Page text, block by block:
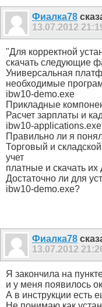
Фиалка78
13.07.2012
"Для корректной
скачать следующие
Универсальная
необходимые
ibw10-demo.exe
Прикладные
Расчет зарплаты и
ibw10-
Правильно ли я
Торговый и
учет
платные и скачать
Достаточно ли для
ibw10-demo.exe?
Фиалка78
13.07.2012
Я закончила на
и у меня появилось
А в инструкции есть